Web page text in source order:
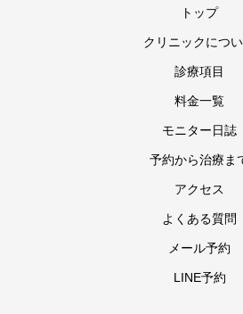
トップ
クリニックにつ
診療項目
料金一覧
モニター日誌
予約から治療ま
アクセス
よくある質問
メール予約
LINE予約